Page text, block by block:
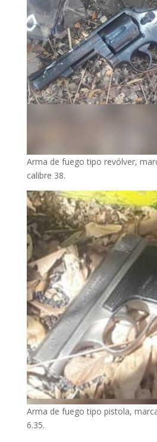
Arma de fuego tipo revólver,
calibre 38.
Arma de fuego tipo pistola,
6.35.